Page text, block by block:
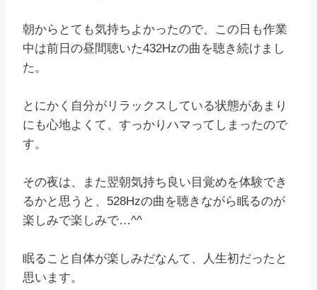
朝からとても気持ちよかったので、この日も作業
中は前日の昼間聴いた432Hzの曲を聴き続けまし
た。
とにかく自分がリラックスしている状態があまり
にも心地よくて、すっかりハマってしまったので
す。
その夜は、また翌朝気持ち良い目覚めを体験でき
るかと思うと、528Hzの曲を聴きながら眠るのが
楽しみで楽しみで…^^
眠ること自体が楽しみだなんて、人生初だったと
思います。